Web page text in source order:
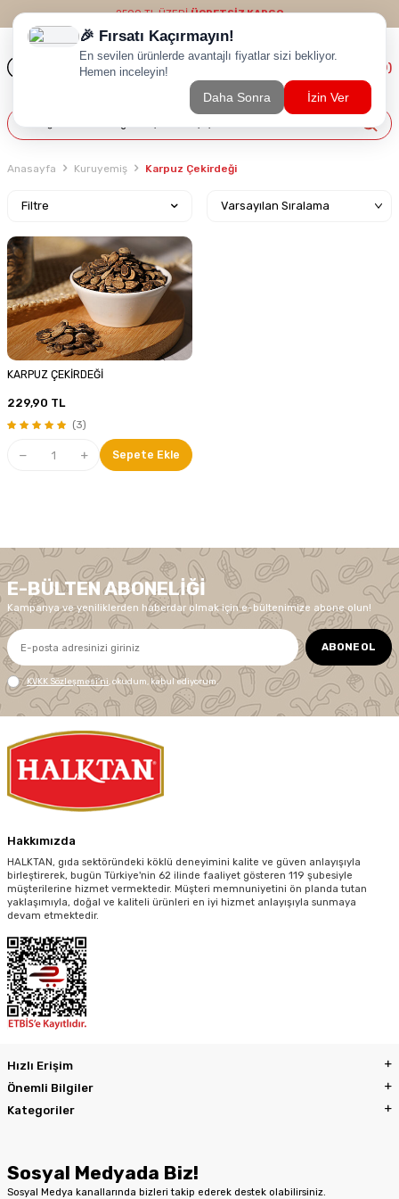
2500 TL ÜZERİÜCRETSİZ KARGO
0)
Anasayfa Kuruyemiş Karpuz Çekirdeği
Filtre
KARPUZ ÇEKİRDEĞİ
229,90 TL
(3)
Sepete Ekle
E-BÜLTEN ABONELIĞI
Kampanya ve yeniliklerden haberdar olmak için e-bültenimize abone olun!
ABONE OL
KVKK Sözleşmesi'ni , okudum, kabul ediyorum.
Hakkımızda
HALKTAN, gıda sektöründeki köklü deneyimini kalite ve güven anlayışıyla
birleştirerek, bugün Türkiye'nin 62 ilinde faaliyet gösteren 119 şubesiyle
müşterilerine hizmet vermektedir. Müşteri memnuniyetini ön planda tutan
yaklaşımıyla, doğal ve kaliteli ürünleri en iyi hizmet anlayışıyla sunmaya
devam etmektedir.
Hızlı Erişim
Önemli Bilgiler
Kategoriler
Sosyal Medyada Biz!
Sosyal Medya kanallarında bizleri takip ederek destek olabilirsiniz.